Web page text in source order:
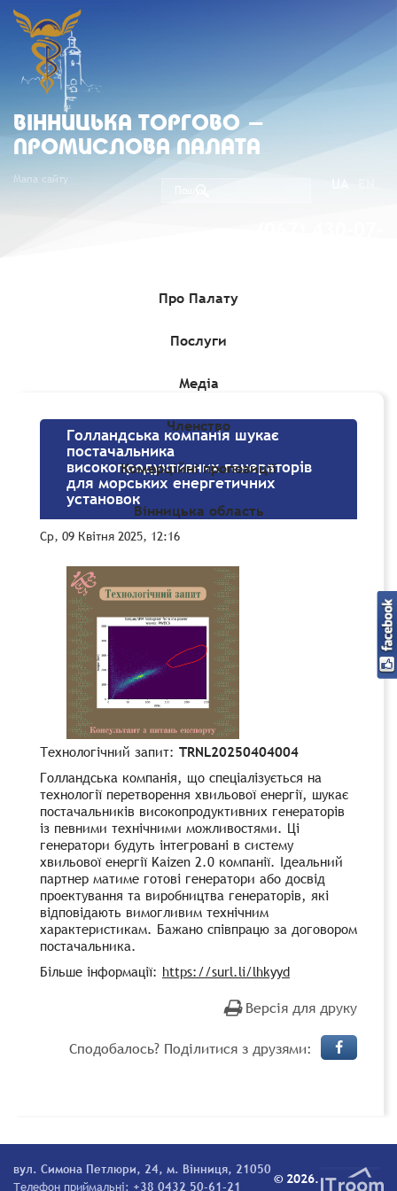
ВIННИЦЬКА ТОРГОВО -
ПРОМИСЛОВА ПАЛАТА
Мапа сайту
Про Палату
Послуги
Медіа
Членство
Комерційні пропозиції
Вінницька область
Комерційні пропозиції»Голландська компанія
Голландська компанія шукає
постачальника
високопродуктивних генераторів
для морських енергетичних
установок
Ср, 09 Квітня 2025, 12:16
Технологічний запит: TRNL20250404004
Голландська компанія, що спеціалізується на
технології перетворення хвильової енергії, шукає
постачальників високопродуктивних генераторів
із певними технічними можливостями. Ці
генератори будуть інтегровані в систему
хвильової енергії Kaizen 2.0 компанії. Ідеальний
партнер матиме готові генератори або досвід
проектування та виробництва генераторів, які
відповідають вимогливим технічним
характеристикам. Бажано співпрацю за договором
постачальника.
Більше інформації: https://surl.li/lhkyyd
Версія для друку
Сподобалось? Поділитися з друзями:
вул. Симона Петлюри, 24, м. Вінниця, 21050
Телефон приймальні: +38 0432 50-61-21 © 2026.